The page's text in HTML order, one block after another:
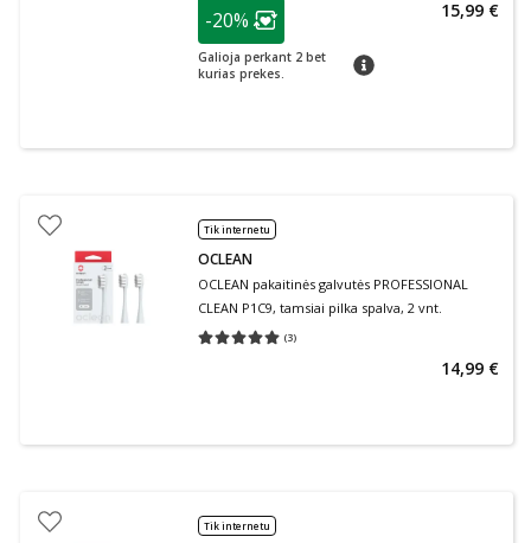
patarimas
Lojalumo klubo narių nuolaida
-20%
Galioja perkant 2 bet
kurias prekes.
patarimas
15,99 €
Tik internetu
OCLEAN
OCLEAN pakaitinės galvutės PROFESSIONAL
CLEAN P1C9, tamsiai pilka spalva, 2 vnt.
(3)
Vidutinis įvertinimas 5.00
14,99 €
Tik internetu